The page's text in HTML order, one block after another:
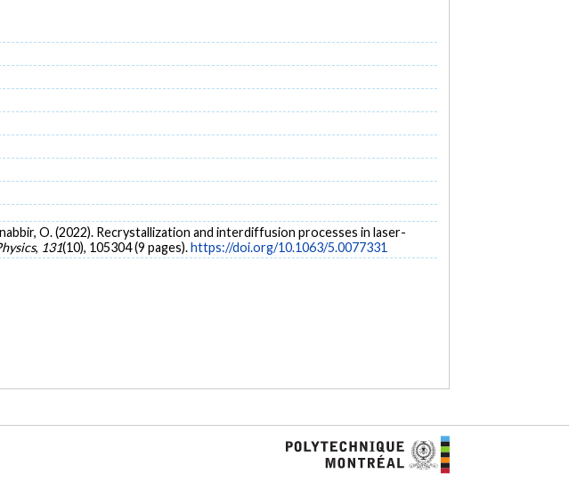
O. (2022). Recrystallization and interdiffusion processes in laser-
, 131(10), 105304 (9 pages).https://doi.org/10.1063/5.0077331